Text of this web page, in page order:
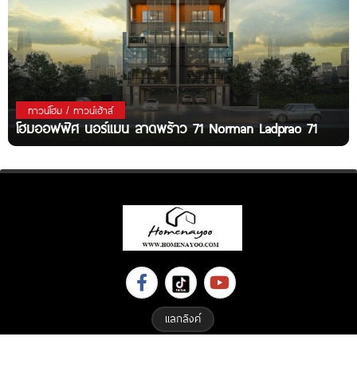
ทาวน์โฮม / ทาวน์เฮ้าส์
โฮมออฟฟิศ นอร์แมน ลาดพร้าว 71 Norman Ladprao 71
แลกลิงค์